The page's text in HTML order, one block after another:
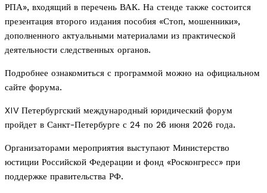
РПА», входящий в перечень ВАК. На стенде также состоится
презентация второго издания пособия «Стоп, мошенники»,
дополненного актуальными материалами из практической
деятельности следственных органов.
Подробнее ознакомиться с программой можно на официальном
сайте форума.
XIV Петербургский международный юридический форум
пройдет в Санкт-Петербурге с 24 по 26 июня 2026 года.
Организаторами мероприятия выступают Министерство
юстиции Российской Федерации и фонд «Росконгресс» при
поддержке правительства РФ.